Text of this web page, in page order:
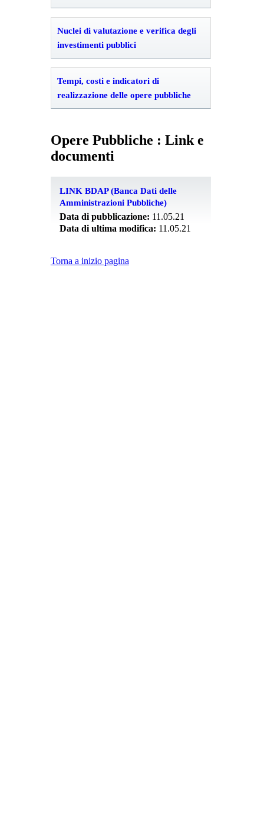
Nuclei di valutazione e verifica degli
investimenti pubblici
Tempi, costi e indicatori di
realizzazione delle opere pubbliche
Opere Pubbliche : Link e
documenti
LINK BDAP (Banca Dati delle
Amministrazioni Pubbliche)
Data di pubblicazione: 11.05.21
Data di ultima modifica: 11.05.21
Torna a inizio pagina